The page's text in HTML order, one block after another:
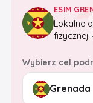
ESIM
Lokalne
fizycznej
Wybierz cel